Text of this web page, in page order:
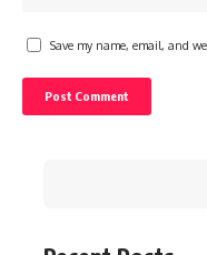
Save my name, email, and